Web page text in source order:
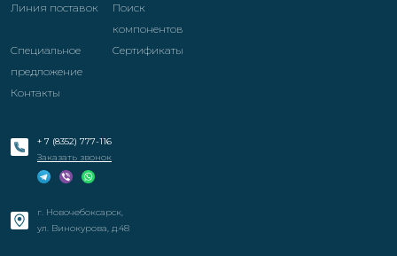
Линия поставок
Поиск
компонентов
Специальное
предложение
Cертификаты
Контакты
+ 7 (8352) 777-116
Заказать звонок
г. Новочебоксарск,
ул. Винокурова, д.48